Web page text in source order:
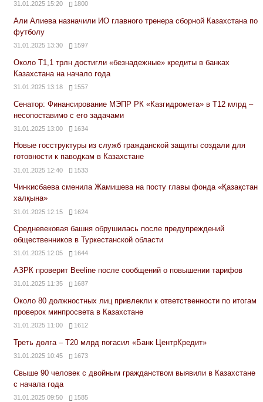
31.01.2025 15:20 1800
Али Алиева назначили ИО главного тренера сборной Казахстана по
футболу
31.01.2025 13:30 1597
Около Т1,1 трлн достигли «безнадежные» кредиты в банках
Казахстана на начало года
31.01.2025 13:18 1557
Сенатор: Финансирование МЭПР РК «Казгидромета» в Т12 млрд –
несопоставимо с его задачами
31.01.2025 13:00 1634
Новые госструктуры из служб гражданской защиты создали для
готовности к паводкам в Казахстане
31.01.2025 12:40 1533
Чинкисбаева сменила Жамишева на посту главы фонда «Қазақстан
халқына»
31.01.2025 12:15 1624
Средневековая башня обрушилась после предупреждений
общественников в Туркестанской области
31.01.2025 12:05 1644
АЗРК проверит Beeline после сообщений о повышении тарифов
31.01.2025 11:35 1687
Около 80 должностных лиц привлекли к ответственности по итогам
проверок минпросвета в Казахстане
31.01.2025 11:00 1612
Треть долга – Т20 млрд погасил «Банк ЦентрКредит»
31.01.2025 10:45 1673
Свыше 90 человек с двойным гражданством выявили в Казахстане
с начала года
31.01.2025 09:50 1585